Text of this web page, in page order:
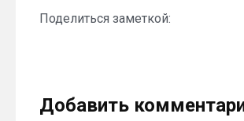
Поделиться заметкой:
Добавить